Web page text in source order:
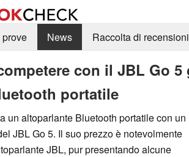
News Raccolta di recensioni
con il JBL Go
portatile
un altoparlante Bluetooth portatile con un
JBL Go 5. Il suo prezzo è notevolmente
JBL, pur presentando alcune